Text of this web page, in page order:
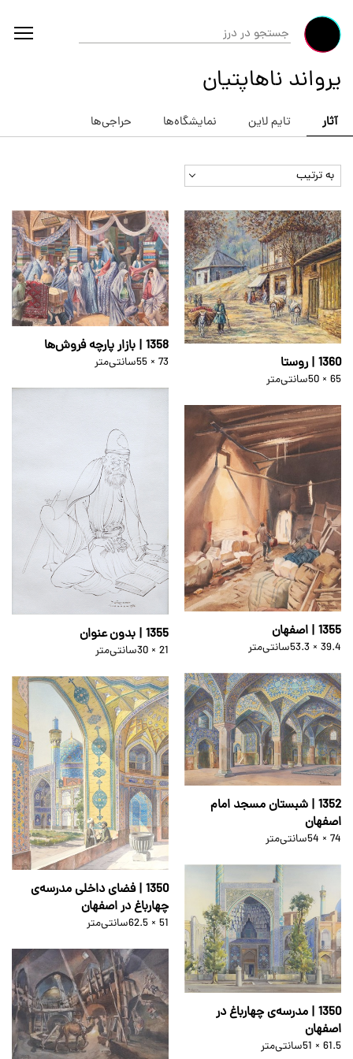
یرواند ناهاپتیان
آثار تایم لاین نمایشگاه‌ها حراجی‌ها
به ترتیب
1360 | روستا
50 × 65سانتی‌متر
1358 | بازار پارچه فروش‌ها
55 × 73سانتی‌متر
1355 | بدون عنوان
30 × 21سانتی‌متر
1355 | اصفهان
53.3 × 39.4سانتی‌متر
1352 | شبستان مسجد امام
اصفهان
54 × 74سانتی‌متر
1350 | فضای داخلی مدرسه‌ی
چهارباغ در اصفهان
62.5 × 51سانتی‌متر
1350 | مدرسه‌ی چهارباغ در
اصفهان
51 × 61.5سانتی‌متر